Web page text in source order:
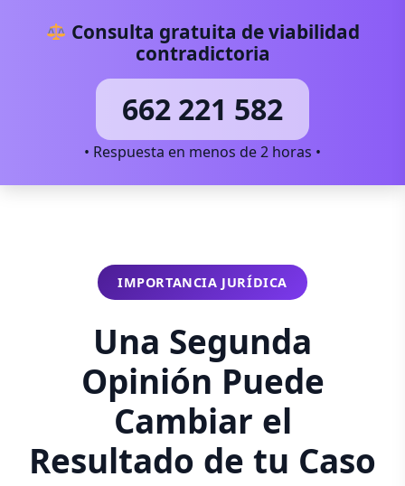
Consulta gratuita de viabilidad
contradictoria
662 221 582
• Respuesta en menos de 2 horas •
IMPORTANCIA JURÍDICA
Una Segunda
Opinión Puede
Cambiar el
Resultado de tu Caso